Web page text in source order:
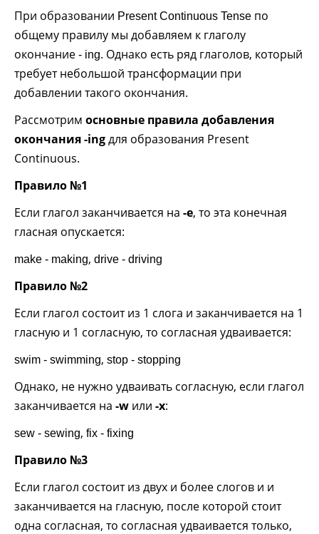
При образовании Present Continuous Tense по
общему правилу мы добавляем к глаголу
окончание - ing. Однако есть ряд глаголов, который
требует небольшой трансформации при
добавлении такого окончания.
Рассмотрим основные правила добавления
окончания -ingдля образования Present
Continuous.
Правило №1
Если глагол заканчивается на -е, то эта конечная
гласная опускается:
make - making, drive - driving
Правило №2
Если глагол состоит из 1 слога и заканчивается на 1
гласную и 1 согласную, то согласная удваивается:
swim - swimming, stop - stopping
Однако, не нужно удваивать согласную, если глагол
заканчивается на -w или -x:
sew - sewing, fix - fixing
Правило №3
Если глагол состоит из двух и более слогов и и
заканчивается на гласную, после которой стоит
одна согласная, то согласная удваивается только,